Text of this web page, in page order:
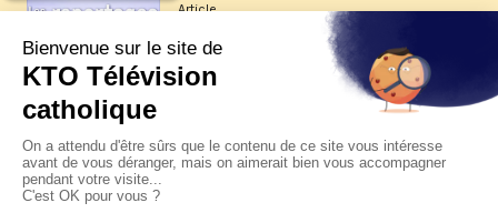
Article
Les reportages d'été 2026 de KTO
La visite pastorale du pape Léon
XIV à Assise à suivre sur KTO le
jeudi 6 août